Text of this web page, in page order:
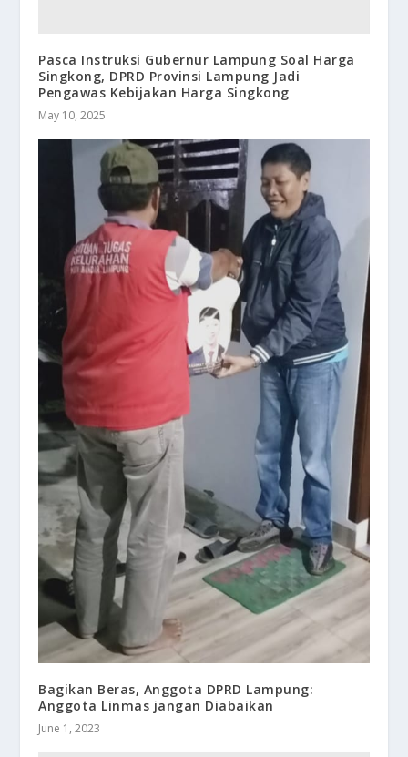
Pasca Instruksi Gubernur Lampung Soal Harga
Singkong, DPRD Provinsi Lampung Jadi
Pengawas Kebijakan Harga Singkong
May 10, 2025
Bagikan Beras, Anggota DPRD Lampung:
Anggota Linmas jangan Diabaikan
June 1, 2023